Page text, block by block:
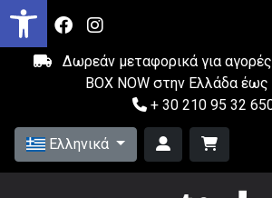
Δωρεάν μεταφορικά για
BOX NOW στην Ελλάδα έως
+ 30 210 95 32
Ελληνικά